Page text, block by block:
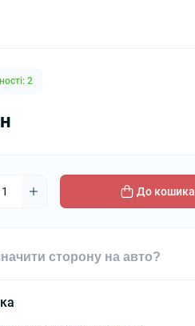
2
До кошика
сторону на авто?